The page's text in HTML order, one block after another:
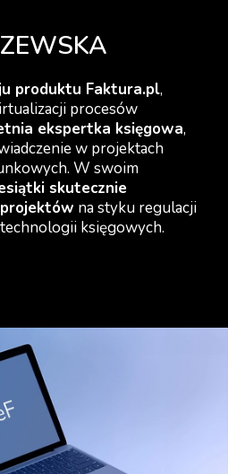
produktu Faktura.pl,
procesów
ekspertka księgowa,
w projektach
W swoim
skutecznie
na styku regulacji
księgowych.